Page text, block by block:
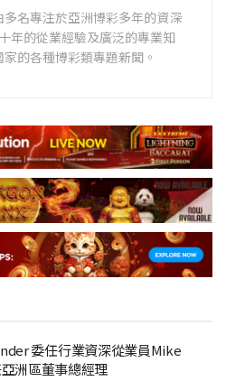
多名專注於亞洲博彩多年的資深
年的從業經驗及廣泛的專業知
的各種博彩類專題新聞。
委任行業資深從業員Mike
洲區董事總經理